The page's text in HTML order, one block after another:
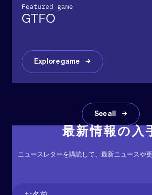
Featured game
GTFO
Explore game
See all
最新情報の入
ニュースレターを購読して、最新ニュースや
Name(必